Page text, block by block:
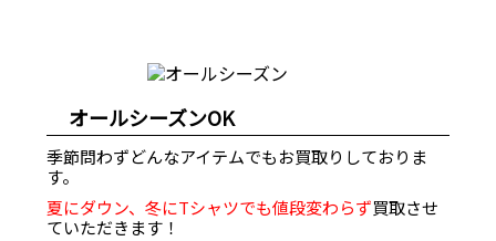
オールシーズンOK
季節問わずどんなアイテムでもお買取りしておりま
す。
夏にダウン、冬にTシャツでも値段変わらず買取させ
ていただきます！